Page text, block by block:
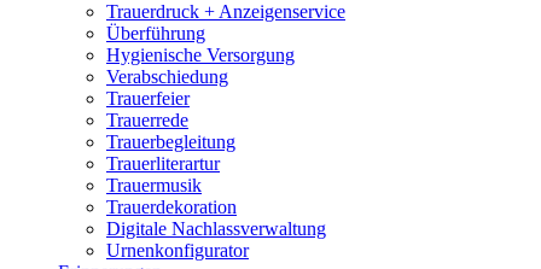
Trauerdruck + Anzeigenservice
Überführung
Hygienische Versorgung
Verabschiedung
Trauerfeier
Trauerrede
Trauerbegleitung
Trauerliterartur
Trauermusik
Trauerdekoration
Digitale Nachlassverwaltung
Urnenkonfigurator